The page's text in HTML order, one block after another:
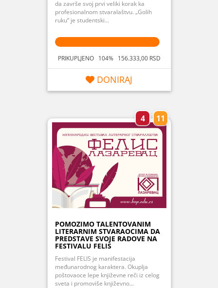
da završe svoj prvi veliki korak ka
profesionalnom stvaralaštvu. „Golih
ruku“ je studentski...
PRIKUPLJENO 104% 156.333,00 RSD
DONIRAJ
4 11
POMOZIMO TALENTOVANIM
LITERARNIM STVARAOCIMA DA
PREDSTAVE SVOJE RADOVE NA
FESTIVALU FELIS
Festival FELIS je manifestacija
međunarodnog karaktera. Okuplja
poštovaoce lepe književne reči iz celog
sveta i promoviše književno...